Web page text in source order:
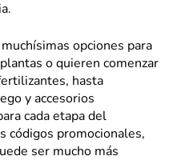
opciones para
o quieren comenzar
hasta
y accesorios
cada etapa del
códigos promocionales,
ser mucho más